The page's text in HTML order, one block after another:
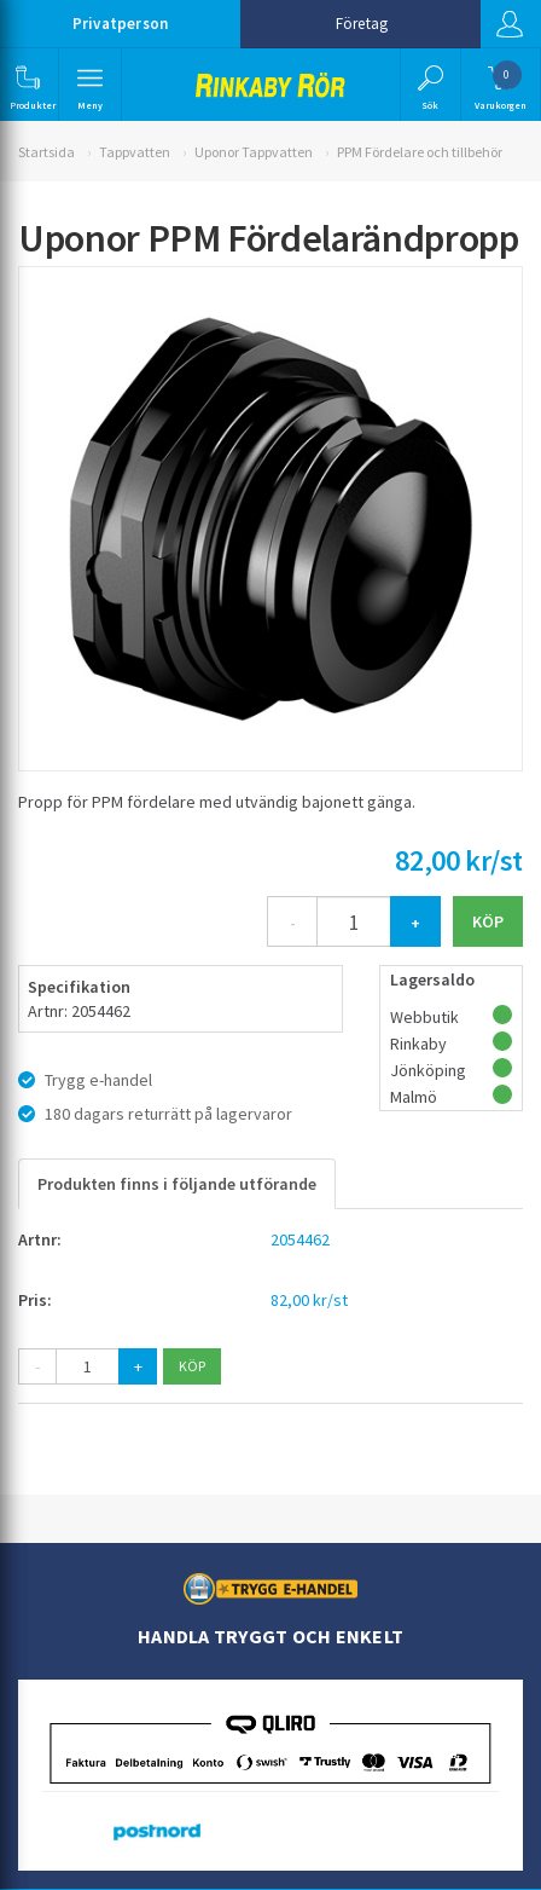
Privatperson Företag
Produkter Meny Sök
0
Varukorgen
Startsida Tappvatten Uponor Tappvatten PPM Fördelare och tillbehör
Uponor PPM Fördelarändpropp
Propp för PPM fördelare med utvändig bajonett gänga.
82,00 kr/st
- +
Specifikation
Artnr: 2054462
Trygg e-handel
180 dagars returrätt på lagervaror
Lagersaldo
Webbutik
Rinkaby
Jönköping
Malmö
Produkten finns i följande utförande
2054462
82,00 kr/st
- +
HANDLA TRYGGT OCH ENKELT